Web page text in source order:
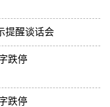
提醒谈话会
跌停
跌停